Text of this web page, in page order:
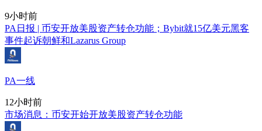
9小时前
PA日报 | 币安开放美股资产转仓功能；Bybit就15亿美元黑客
事件起诉朝鲜和Lazarus Group
PA一线
12小时前
市场消息：币安开始开放美股资产转仓功能